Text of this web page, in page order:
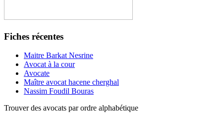
Fiches récentes
Maitre Barkat Nesrine
Avocat à la cour
Avocate
Maître avocat hacene cherghal
Nassim Foudil Bouras
Trouver des avocats par ordre alphabétique